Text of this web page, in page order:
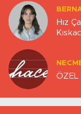
Hız
ÖZEL